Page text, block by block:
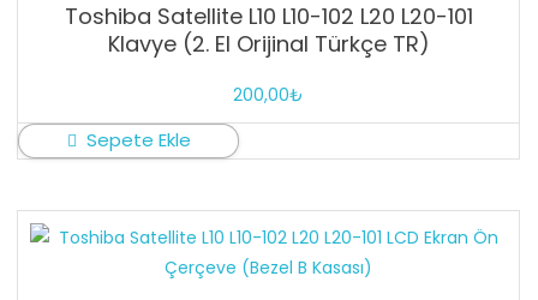
Toshiba Satellite L10 L10-102 L20 L20-101
Klavye (2. El Orijinal Türkçe TR)
200,00₺
Sepete Ekle